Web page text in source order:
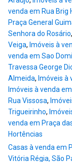
venda em Rua Brig
Praça General
Senhora do Rosário,
Veiga, Imóveis à
venda em Sao
Travessa George
Almeida, Imóveis à
Imóveis à venda
Rua Vissosa,
Trigueirinho,
venda em Praça
Hortências
Casas à venda em
Vitória Régia, São